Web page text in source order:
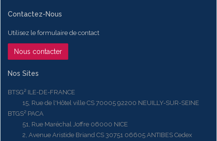
Contactez-Nous
Utilisez le formulaire de contact
Nous contacter
Nos Sites
BTSG² ILE-DE-FRANCE
15, Rue de l'Hôtel ville CS 70005 92200 NEUILLY-SUR-SEINE
BTGS² PACA
51, Rue Maréchal Joffre 06000 NICE
2, Avenue Aristide Briand CS 30751 06605 ANTIBES Cedex